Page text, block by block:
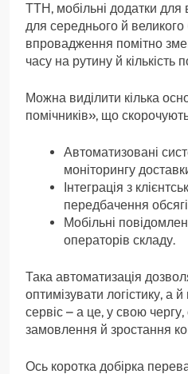
ТТН, мобільні додатки для
для середнього й великого
впровадження помітно
часу на рутину й кількість
Можна виділити кілька
помічників», що
Автоматизовані
моніторингу
Інтеграція з
передбачення
Мобільні
операторів складу.
Така автоматизація
оптимізувати логістику, а
сервіс – а це, у свою
замовлення й зростання
Ось коротка добірка